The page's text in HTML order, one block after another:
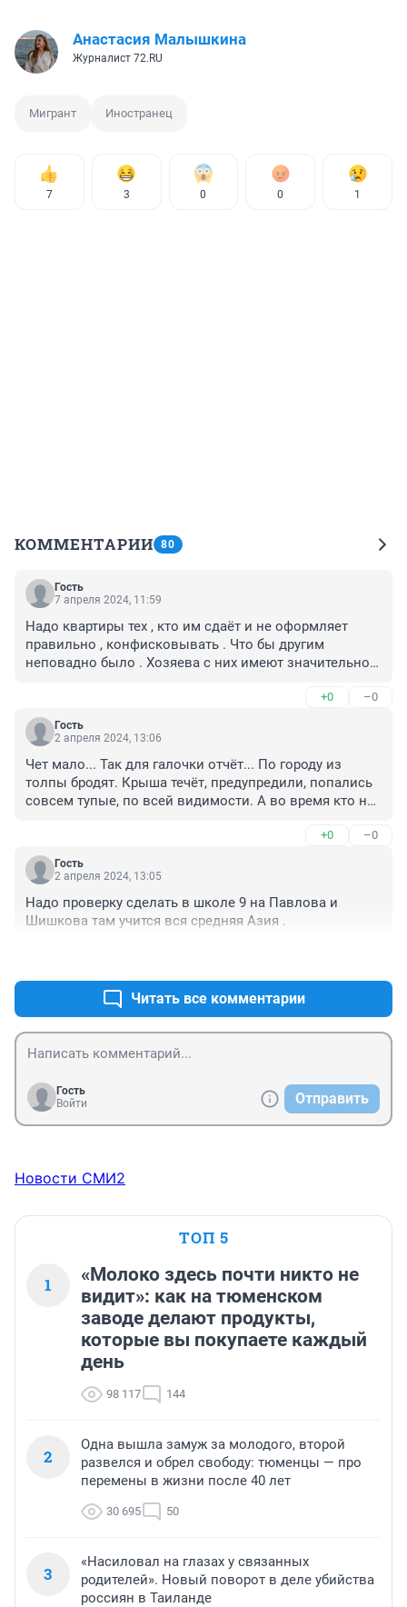
Анастасия Малышкина
Журналист 72.RU
Мигрант Иностранец
7 3 0 0 1
КОММЕНТАРИИ 80
Гость
7 апреля 2024, 11:59
Надо квартиры тех , кто им сдаёт и не оформляет
правильно , конфисковывать . Что бы другим
неповадно было . Хозяева с них имеют значительно
Соседи страдают , а хозяева денежки считают . Не
оформил мигрантов - конфисковать квартиру . Живут
большее количество - также конфисковать квартиру .
+0 –0
Гость
2 апреля 2024, 13:06
Чет мало... Так для галочки отчёт... По городу из
толпы бродят. Крыша течёт, предупредили, попались
совсем тупые, по всей видимости. А во время кто не
махать, но за баланду и всё... Желание пропадёт
+0 –0
Гость
2 апреля 2024, 13:05
Надо проверку сделать в школе 9 на Павлова и
Шишкова там учится вся средняя Азия .
Читать все комментарии
Гость
Войти
Отправить
Новости СМИ2
ТОП 5
1
«Молоко здесь почти никто не
видит»: как на тюменском
заводе делают продукты,
которые вы покупаете каждый
день
98 117 144
2
Одна вышла замуж за молодого, второй
развелся и обрел свободу: тюменцы — про
перемены в жизни после 40 лет
30 695 50
3
«Насиловал на глазах у связанных
родителей». Новый поворот в деле убийства
россиян в Таиланде